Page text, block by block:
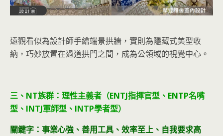
遠觀看似為設計師手繪端景拱牆，實則為隱藏式美型收
納，巧妙放置在過道拱門之間，成為公領域的視覺中心。
三、NT族群：理性主義者（ENTJ指揮官型、ENTP名嘴
型、INTJ軍師型、INTP學者型）
關鍵字：事業心強、善用工具、效率至上、自我要求高